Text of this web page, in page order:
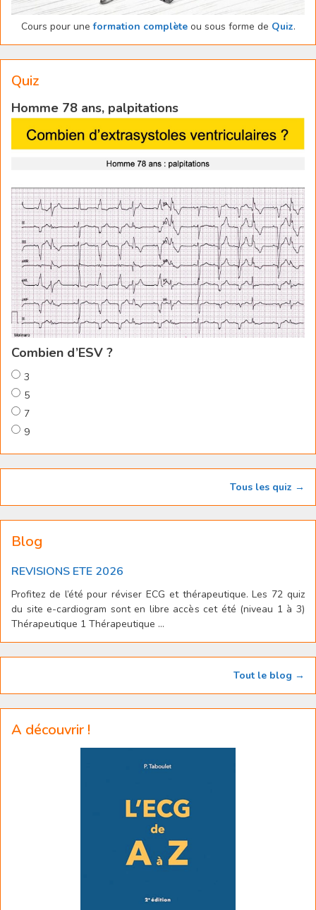
Cours pour uneformation complèteou sous forme de Quiz.
Quiz
Homme 78 ans, palpitations
Combien d’ESV ?
3
5
7
9
Tous les quiz →
Blog
REVISIONS ETE 2026
Profitez de l’été pour réviser ECG et thérapeutique. Les 72 quiz
du site e-cardiogram sont en libre accès cet été (niveau 1 à 3)
Thérapeutique 1 Thérapeutique ...
Tout le blog →
A découvrir !